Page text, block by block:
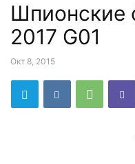
Шпионские
2017 G01
Окт 8, 2015